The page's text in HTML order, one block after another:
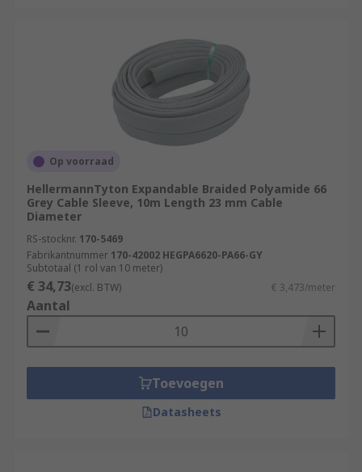
Op voorraad
HellermannTyton Expandable Braided Polyamide 66
Grey Cable Sleeve, 10m Length 23 mm Cable
Diameter
RS-stocknr. 170-5469
Fabrikantnummer 170-42002 HEGPA6620-PA66-GY
Subtotaal (1 rol van 10 meter)
€ 34,73(excl. BTW) € 3,473/meter
Aantal
Toevoegen
Datasheets